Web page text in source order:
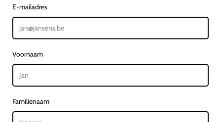
E-mailadres
Voornaam
Familienaam